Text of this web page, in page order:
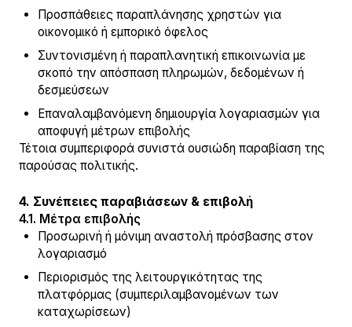
Προσπάθειες παραπλάνησης χρηστών για
οικονομικό ή εμπορικό όφελος
Συντονισμένη ή παραπλανητική επικοινωνία με
σκοπό την απόσπαση πληρωμών, δεδομένων ή
δεσμεύσεων
Επαναλαμβανόμενη δημιουργία λογαριασμών για
αποφυγή μέτρων επιβολής
Τέτοια συμπεριφορά συνιστά ουσιώδη παραβίαση της
παρούσας πολιτικής.
4. Συνέπειες παραβιάσεων & επιβολή
4.1. Μέτρα επιβολής
Προσωρινή ή μόνιμη αναστολή πρόσβασης στον
λογαριασμό
Περιορισμός της λειτουργικότητας της
πλατφόρμας (συμπεριλαμβανομένων των
καταχωρίσεων)